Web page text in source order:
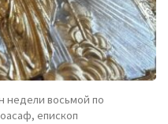
недели восьмой по
епископ